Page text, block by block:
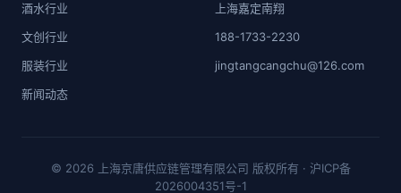
酒水行业
文创行业
服装行业
新闻动态
上海嘉定南翔
188-1733-2230
jingtangcangchu@126.com
© 2026 上海京唐供应链管理有限公司 版权所有 · 沪ICP备
2026004351号-1